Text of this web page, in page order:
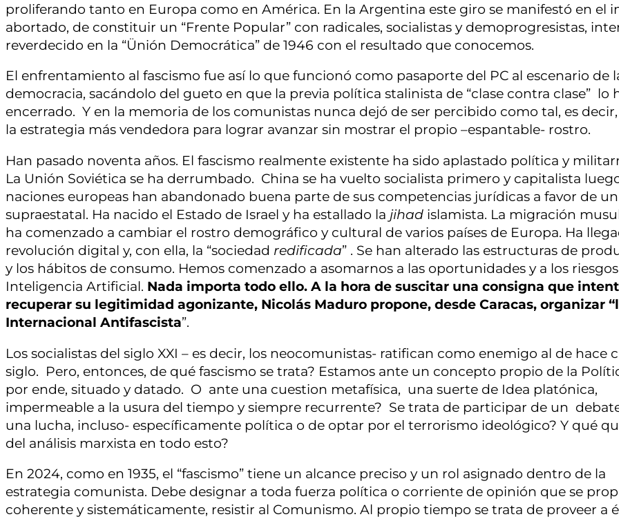
proliferando tanto en Europa como en América. En la Argentina este giro se manifestó en el
abortado, de constituir un “Frente Popular” con radicales, socialistas y demoprogresistas,
reverdecido en la “Ünión Democrática” de 1946 con el resultado que conocemos.
El enfrentamiento al fascismo fue así lo que funcionó como pasaporte del PC al escenario de
democracia, sacándolo del gueto en que la previa política stalinista de “clase contra clase” lo
encerrado. Y en la memoria de los comunistas nunca dejó de ser percibido como tal, es
la estrategia más vendedora para lograr avanzar sin mostrar el propio –espantable- rostro.
Han pasado noventa años. El fascismo realmente existente ha sido aplastado política y
La Unión Soviética se ha derrumbado. China se ha vuelto socialista primero y capitalista
naciones europeas han abandonado buena parte de sus competencias jurídicas a favor de
supraestatal. Ha nacido el Estado de Israel y ha estallado la jihad islamista. La migración
ha comenzado a cambiar el rostro demográfico y cultural de varios países de Europa. Ha
revolución digital y, con ella, la “sociedad redificada” . Se han alterado las estructuras de
y los hábitos de consumo. Hemos comenzado a asomarnos a las oportunidades y a los
Inteligencia Artificial. Nada importa todo ello. A la hora de suscitar una consigna que
recuperar su legitimidad agonizante, Nicolás Maduro propone, desde Caracas, organizar
Internacional Antifascista”.
Los socialistas del siglo XXI – es decir, los neocomunistas- ratifican como enemigo al de hace
siglo. Pero, entonces, de qué fascismo se trata? Estamos ante un concepto propio de la
por ende, situado y datado. O ante una cuestion metafísica, una suerte de Idea platónica,
impermeable a la usura del tiempo y siempre recurrente? Se trata de participar de un
una lucha, incluso- específicamente política o de optar por el terrorismo ideológico? Y qué
del análisis marxista en todo esto?
En 2024, como en 1935, el “fascismo” tiene un alcance preciso y un rol asignado dentro de la
estrategia comunista. Debe designar a toda fuerza política o corriente de opinión que se
coherente y sistemáticamente, resistir al Comunismo. Al propio tiempo se trata de proveer a